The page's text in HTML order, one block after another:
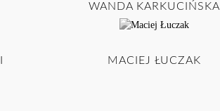
WANDA KARKUCIŃSKA
MACIEJ ŁUCZAK